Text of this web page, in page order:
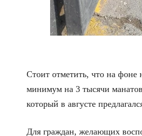
Стоит отметить, что на фоне
минимум на 3 тысячи
который в августе
Для граждан, желающих